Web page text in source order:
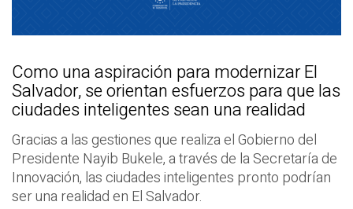
Como una aspiración para modernizar El
Salvador, se orientan esfuerzos para que las
ciudades inteligentes sean una realidad
Gracias a las gestiones que realiza el Gobierno del
Presidente Nayib Bukele, a través de la Secretaría de
Innovación, las ciudades inteligentes pronto podrían
ser una realidad en El Salvador.